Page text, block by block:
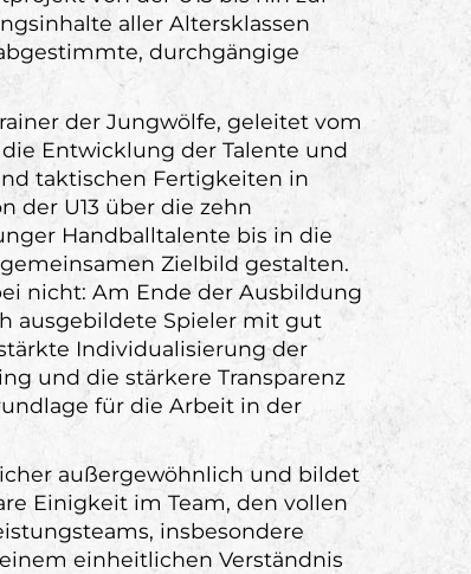
aller Altersklassen
durchgängige
der Jungwölfe, geleitet vom
Entwicklung der Talente und
taktischen Fertigkeiten in
der U13 über die zehn
Handballtalente bis in die
Zielbild gestalten.
nicht: Am Ende der Ausbildung
ausgebildete Spieler mit gut
Individualisierung der
und die stärkere Transparenz
für die Arbeit in der
außergewöhnlich und bildet
Einigkeit im Team, den vollen
insbesondere
einheitlichen Verständnis